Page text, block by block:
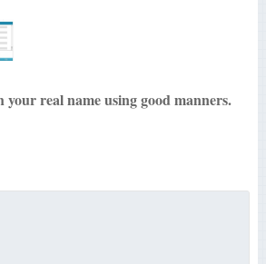
your real name using good manners.